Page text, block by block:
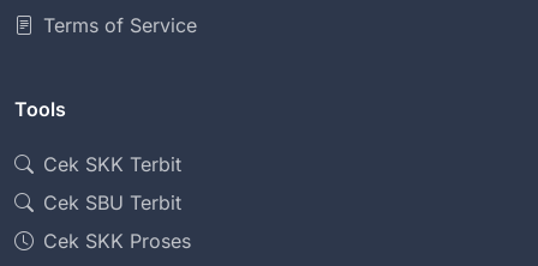
Terms of Service
Tools
Cek SKK Terbit
Cek SBU Terbit
Cek SKK Proses